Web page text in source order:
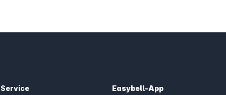
Service
Easybell-App